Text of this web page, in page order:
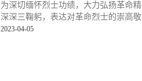
为深切缅怀烈士功绩，大力弘扬革命
深深三鞠躬，表达对革命烈士的崇高
2023-04-05